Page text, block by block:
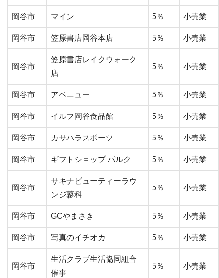
岡谷市 マイン 5％ 小売業
岡谷市 笠原書店岡谷本店 5％ 小売業
岡谷市
笠原書店レイクウォーク
店
5％ 小売業
岡谷市 アベニュー 5％ 小売業
岡谷市 イルフ岡谷食品館 5％ 小売業
岡谷市 カサハラスポーツ 5％ 小売業
岡谷市 ギフトショップ パルク 5％ 小売業
岡谷市
サキナビューティーラウ
ンジ蓼科
5％ 小売業
岡谷市 GCやまさき 5％ 小売業
岡谷市 写真のイチオカ 5％ 小売業
岡谷市
生活クラブ生活協同組合
催事
5％ 小売業